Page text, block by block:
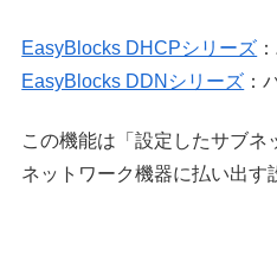
EasyBlocks DHCPシリーズ
EasyBlocks DDNシリーズ ：
この機能は「設定したサブネ
ネットワーク機器に払い出す